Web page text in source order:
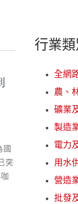
國
突
行業類
全網
農、
礦業
製造
電力
用水
營造
批發